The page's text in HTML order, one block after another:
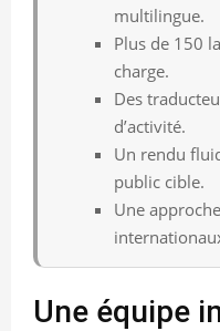
multilingue.
Plus de 150
charge.
Des
d’activité.
Un rendu
public cible.
Une
Une équipe